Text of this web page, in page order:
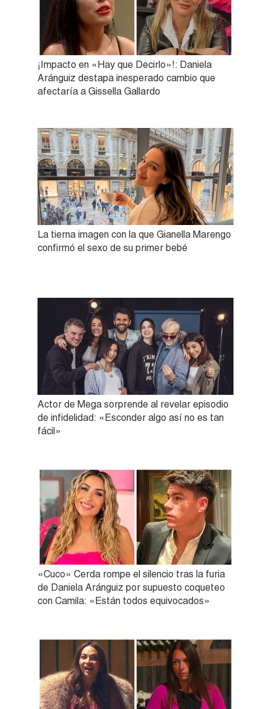
¡Impacto en «Hay que Decirlo»!: Daniela
Aránguiz destapa inesperado cambio que
afectaría a Gissella Gallardo
La tierna imagen con la que Gianella Marengo
confirmó el sexo de su primer bebé
Actor de Mega sorprende al revelar episodio
de infidelidad: «Esconder algo así no es tan
fácil»
«Cuco» Cerda rompe el silencio tras la furia
de Daniela Aránguiz por supuesto coqueteo
con Camila: «Están todos equivocados»